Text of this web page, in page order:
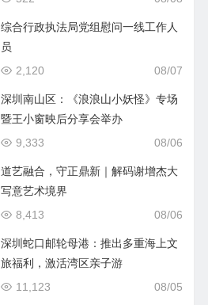
综合行政执法局党组慰问一线工作人
员
08/07
2,120
深圳南山区：《浪浪山小妖怪》专场
暨王小窗映后分享会举办
08/06
9,333
道艺融合，守正鼎新｜解码谢增杰大
写意艺术境界
08/06
8,413
深圳蛇口邮轮母港：推出多重海上文
旅福利，激活湾区亲子游
08/05
11,123